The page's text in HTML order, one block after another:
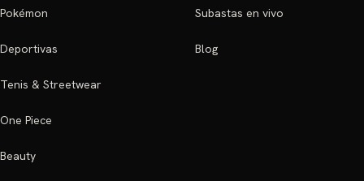
Pokémon
Deportivas
Tenis & Streetwear
One Piece
Beauty
Subastas en vivo
Blog